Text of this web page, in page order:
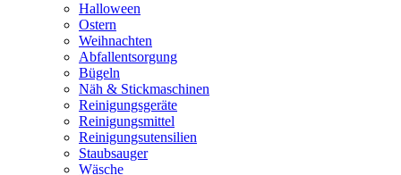
Halloween
Ostern
Weihnachten
Abfallentsorgung
Bügeln
Näh & Stickmaschinen
Reinigungsgeräte
Reinigungsmittel
Reinigungsutensilien
Staubsauger
Wäsche